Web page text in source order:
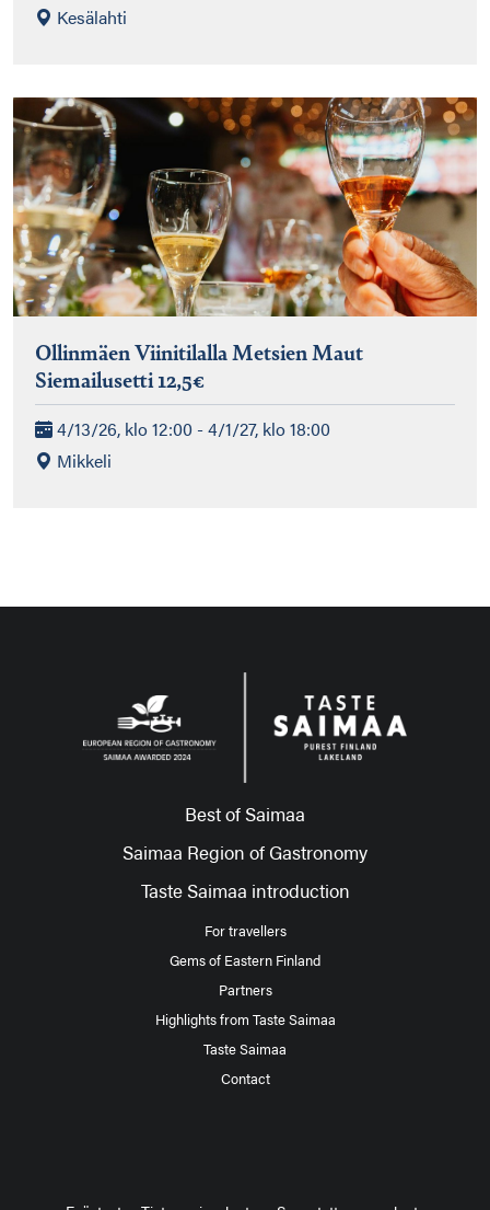
Kesälahti
Ollinmäen Viinitilalla Metsien Maut
Siemailusetti 12,5€
4/13/26, klo 12:00 - 4/1/27, klo 18:00
Mikkeli
Best of Saimaa
Saimaa Region of Gastronomy
Taste Saimaa introduction
For travellers
Gems of Eastern Finland
Partners
Highlights from Taste Saimaa
Taste Saimaa
Contact